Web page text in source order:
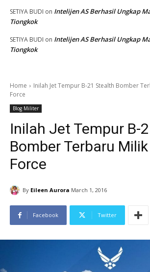
SETIYA BUDI on Intelijen AS Berhasil Ungkap
Tiongkok
SETIYA BUDI on Intelijen AS Berhasil Ungkap
Tiongkok